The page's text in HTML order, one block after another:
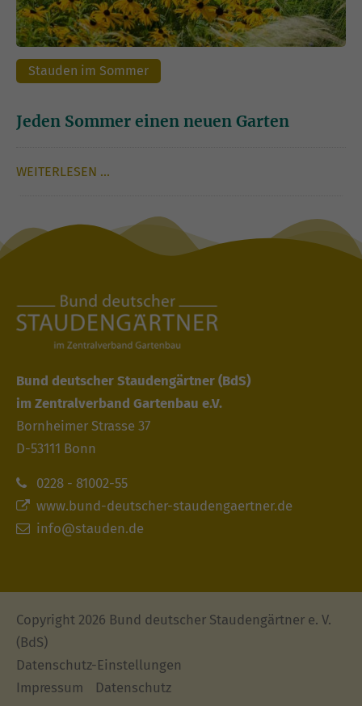
Stauden im Sommer
Jeden Sommer einen neuen Garten
WEITERLESEN …
Bund deutscher Staudengärtner (BdS)
im Zentralverband Gartenbau e.V.
Bornheimer Strasse 37
D-53111 Bonn
0228 - 81002-55
www.bund-deutscher-staudengaertner.de
info@stauden.de
Copyright 2026 Bund deutscher Staudengärtner e. V.
(BdS)
Datenschutz-Einstellungen
Impressum
Datenschutz